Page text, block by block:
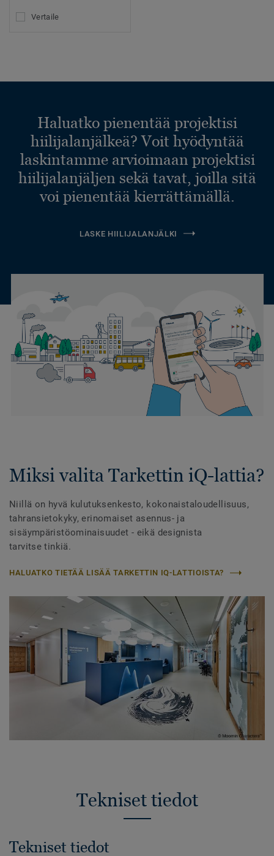
Vertaile
Haluatko pienentää projektisi
hiilijalanjälkeä? Voit hyödyntää
laskintamme arvioimaan projektisi
hiilijalanjäljen sekä tavat, joilla sitä
voi pienentää kierrättämällä.
LASKE HIILIJALANJÄLKI
Miksi valita Tarkettin iQ-lattia?
Niillä on hyvä kulutuksenkesto, kokonaistaloudellisuus,
tahransietokyky, erinomaiset asennus- ja
sisäympäristöominaisuudet - eikä designista
tarvitse tinkiä.
HALUATKO TIETÄÄ LISÄÄ TARKETTIN IQ-LATTIOISTA?
Tekniset tiedot
Tekniset tiedot